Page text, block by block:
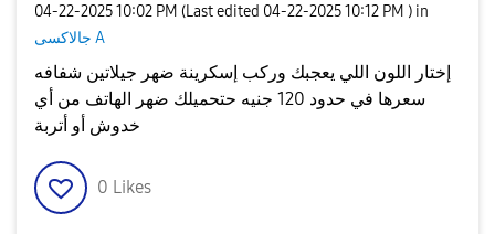
‎04-22-202510:02 PM (Last edited ‎04-22-202510:12 PM ) in
جالاكسى A
إختار اللون اللي يعجبك وركب إسكرينة ضهر جيلاتين شفافه
سعرها في حدود 120 جنيه حتحميلك ضهر الهاتف من أي
خدوش أو أتربة
0 Likes